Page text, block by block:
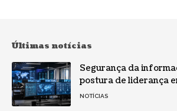
Últimas notícias
Segurança da
postura de liderança
NOTÍCIAS